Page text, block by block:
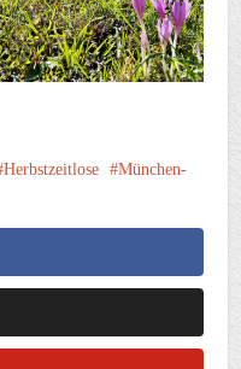
Herbstzeitlose
München-